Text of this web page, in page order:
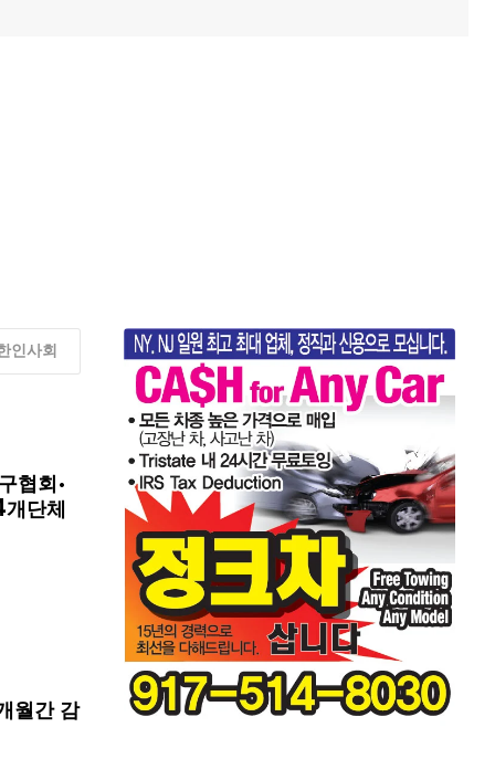
인사회
협회·
단체
월간 감